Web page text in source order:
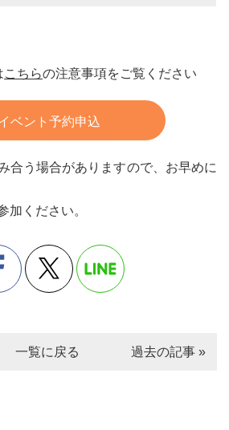
こちらの注意事項をご覧ください
ベント予約申込
合う場合がありますので、お早めに
加ください。
一覧に戻る 過去の記事 »